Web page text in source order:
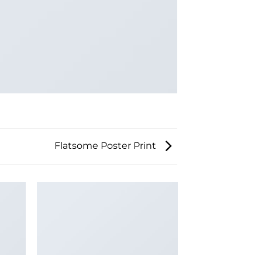
Flatsome Poster Print